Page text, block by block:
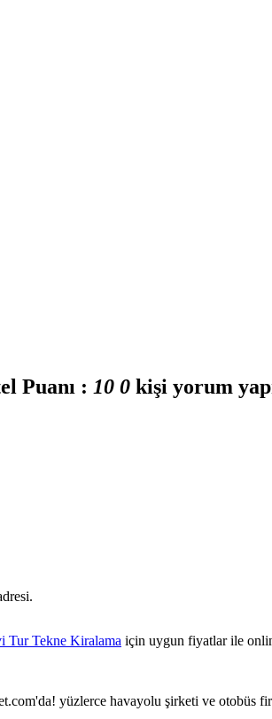
Puanı : 10 0 kişi yorum
Tur Tekne Kiralama için uygun fiyatlar ile
yüzlerce havayolu şirketi ve otobüs